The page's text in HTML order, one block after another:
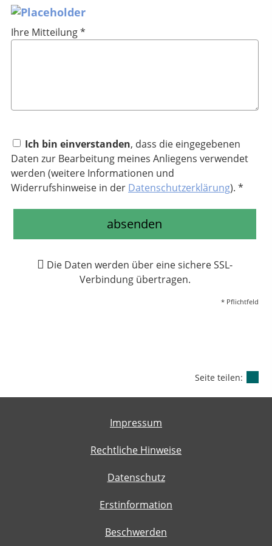
Ihre Mitteilung *
Ich bin einverstanden, dass die eingegebenen
Daten zur Bearbeitung meines Anliegens verwendet
werden (weitere Informationen und
Widerrufshinweise in der Datenschutzerklärung). *
absenden
Die Daten werden über eine sichere SSL-
Verbindung übertragen.
* Pflichtfeld
Seite teilen:
Impressum
Rechtliche Hinweise
Datenschutz
Erstinformation
Beschwerden